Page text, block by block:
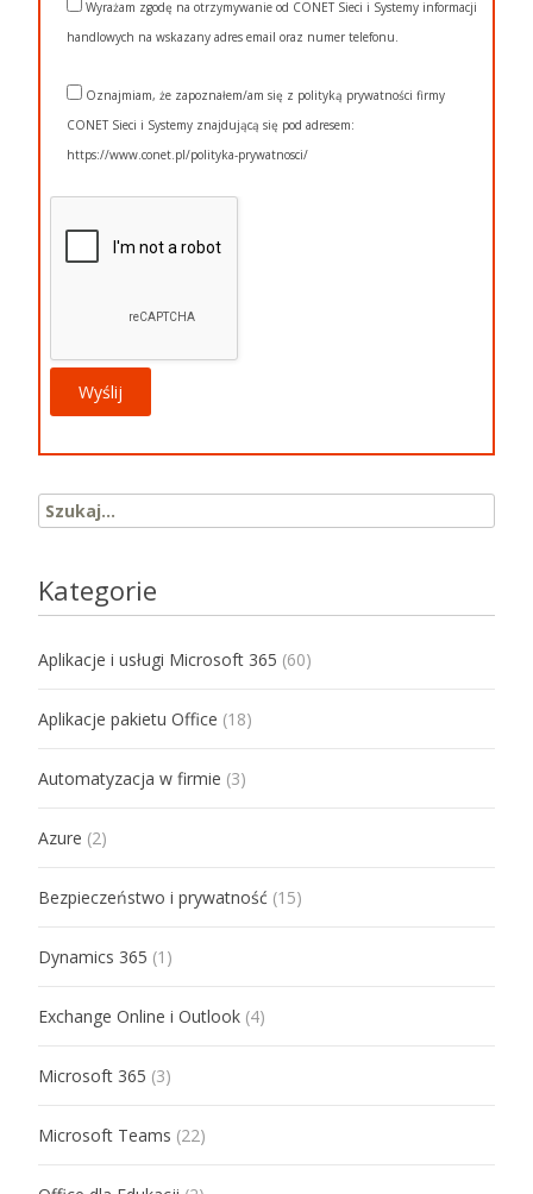
Wyrażam zgodę na otrzymywanie od CONET Sieci i Systemy informacji
handlowych na wskazany adres email oraz numer telefonu.
Oznajmiam, że zapoznałem/am się z polityką prywatności firmy
CONET Sieci i Systemy znajdującą się pod adresem:
https://www.conet.pl/polityka-prywatnosci/
Search for:
Kategorie
Aplikacje i usługi Microsoft 365 (60)
Aplikacje pakietu Office (18)
Automatyzacja w firmie (3)
Azure (2)
Bezpieczeństwo i prywatność (15)
Dynamics 365 (1)
Exchange Online i Outlook (4)
Microsoft 365 (3)
Microsoft Teams (22)